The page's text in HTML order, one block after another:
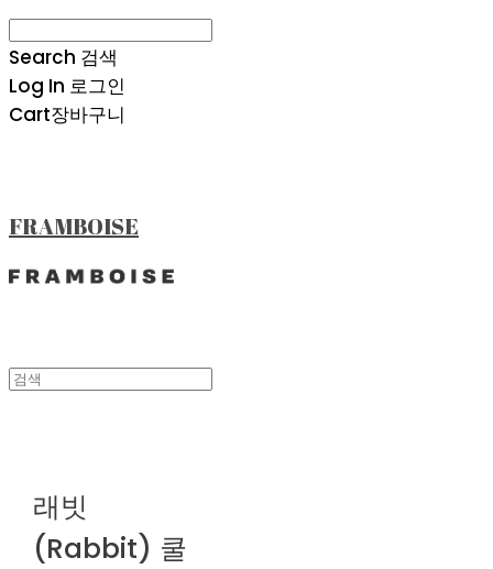
Search 검색
Log In 로그인
Cart장바구니
FRAMBOISE
래빗
(Rabbit) 쿨